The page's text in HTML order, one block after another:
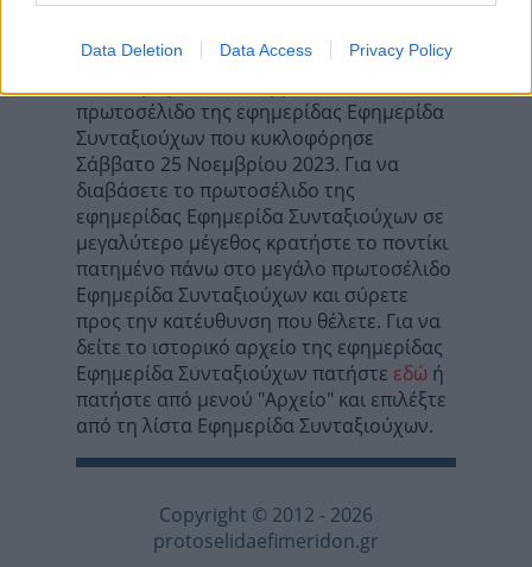
Data Deletion Data Access Privacy Policy
πρωτοσέλιδο της εφημερίδας Εφημερίδα
Συνταξιούχων που κυκλοφόρησε
Σάββατο 25 Νοεμβρίου 2023. Για να
διαβάσετε το πρωτοσέλιδο της
εφημερίδας Εφημερίδα Συνταξιούχων σε
μεγαλύτερο μέγεθος κρατήστε το ποντίκι
πατημένο πάνω στο μεγάλο πρωτοσέλιδο
Εφημερίδα Συνταξιούχων και σύρετε
προς την κατέυθυνση που θέλετε. Για να
δείτε το ιστορικό αρχείο της εφημερίδας
Εφημερίδα Συνταξιούχων πατήστε εδώ ή
πατήστε από μενού "Αρχείο" και επιλέξτε
από τη λίστα Εφημερίδα Συνταξιούχων.
Copyright © 2012 - 2026
protoselidaefimeridon.gr